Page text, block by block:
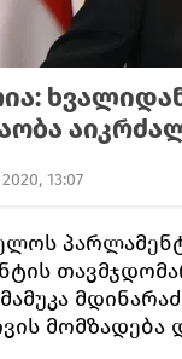
13:07
მომზადება